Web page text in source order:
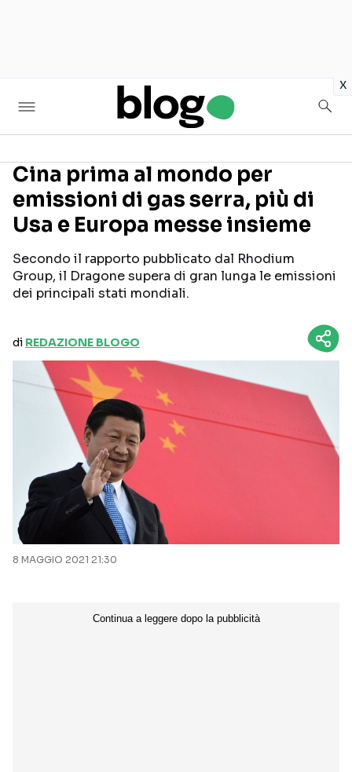
x
Seguici sui social
Cina prima al mondo per
emissioni di gas serra, più di
Usa e Europa messe insieme
Secondo il rapporto pubblicato dal Rhodium
Group, il Dragone supera di gran lunga le emissioni
dei principali stati mondiali.
di REDAZIONE BLOGO
8 MAGGIO 2021 21:30